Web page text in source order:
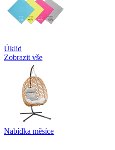
Úklid
Zobrazit vše
Nabídka měsíce